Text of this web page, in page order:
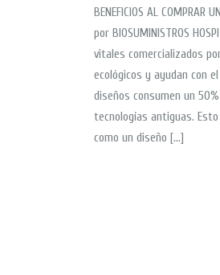
BENEFICIOS AL COMPRAR
por BIOSUMINISTROS
vitales comercializados
ecológicos y ayudan con
diseños consumen un
tecnologías antiguas.
como un diseño […]